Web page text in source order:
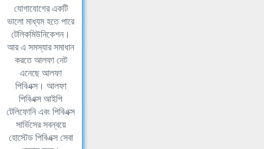
যোগাযোগের একটি
ভালো মাধ্যম হতে পারে
টেলিকমিউনিকেশন।
আর এ সমস্যার সমাধান
করতে আলফা নেট
এনেছে আলফা
পিবিএক্স। আলফা
পিবিএক্স আইপি
টেলিফোনি এবং পিবিএক্স
সার্ভিসের সবন্বয়ে
হোস্টেড পিবিএক্স সেবা